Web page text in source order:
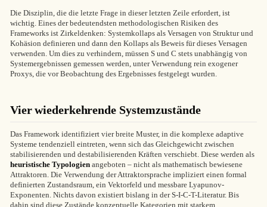
Die Disziplin, die die letzte Frage in dieser letzten Zeile erfordert, ist
wichtig. Eines der bedeutendsten methodologischen Risiken des
Frameworks ist Zirkeldenken: Systemkollaps als Versagen von Struktur und
Kohäsion definieren und dann den Kollaps als Beweis für dieses Versagen
verwenden. Um dies zu verhindern, müssen S und C stets unabhängig von
Systemergebnissen gemessen werden, unter Verwendung rein exogener
Proxys, die vor Beobachtung des Ergebnisses festgelegt wurden.
Vier wiederkehrende Systemzustände
Das Framework identifiziert vier breite Muster, in die komplexe adaptive
Systeme tendenziell eintreten, wenn sich das Gleichgewicht zwischen
stabilisierenden und destabilisierenden Kräften verschiebt. Diese werden als
heuristische Typologienangeboten – nicht als mathematisch bewiesene
Attraktoren. Die Verwendung der Attraktorsprache impliziert einen formal
definierten Zustandsraum, ein Vektorfeld und messbare Lyapunov-
Exponenten. Nichts davon existiert bislang in der S-I-C-T-Literatur. Bis
dahin sind diese Zustände konzeptuelle Kategorien mit starkem